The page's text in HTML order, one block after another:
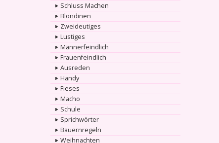
Schluss Machen
Blondinen
Zweideutiges
Lustiges
Männerfeindlich
Frauenfeindlich
Ausreden
Handy
Fieses
Macho
Schule
Sprichwörter
Bauernregeln
Weihnachten